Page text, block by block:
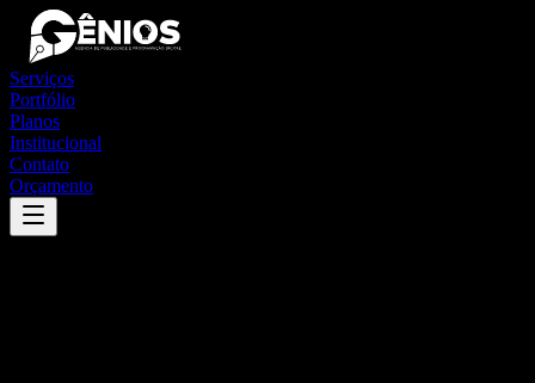
Serviços
Portfólio
Planos
Institucional
Contato
Orçamento